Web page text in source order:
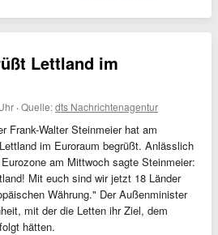
Lettland im
·Quelle:dts Nachrichtenagentur
Frank-Walter Steinmeier hat am
im Euroraum begrüßt. Anlässlich
am Mittwoch sagte Steinmeier:
Mit euch sind wir jetzt 18 Länder
Währung." Der Außenminister
mit der die Letten ihr Ziel, dem
hätten.